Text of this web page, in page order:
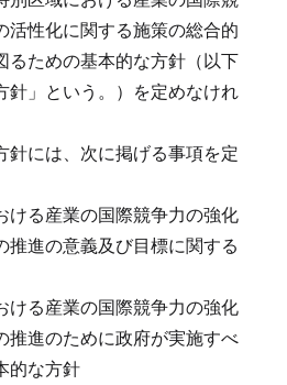
活性化に関する施策の総合的
るための基本的な方針（以下
針」という。）を定めなけれ
針には、次に掲げる事項を定
ける産業の国際競争力の強化
推進の意義及び目標に関する
ける産業の国際競争力の強化
推進のために政府が実施すべ
的な方針